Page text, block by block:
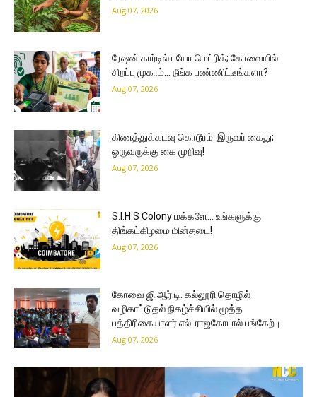
Aug 07, 2026
ரேஷன் கார்டில் பயோ மெட்ரிக்; கோவையில்
சிறப்பு முகாம்… நீங்க பண்ணிட்டீங்களா?
Aug 07, 2026
கிணத்துக்கடவு கொடூரம்: இருவர் கைது;
ஒருவருக்கு கை முறிவு!
Aug 07, 2026
S.I.H.S Colony மக்களே… உங்களுக்கு
திங்கட்கிழமை மின்தடை!
Aug 07, 2026
கோவை ஜி.ஆர்.டி. கல்லூரி தொழில்
வழிகாட்டுதல் நிகழ்ச்சியில் மூத்த
பத்திரிகையாளர் எல். ராஜகோபால் பங்கேற்பு
Aug 07, 2026